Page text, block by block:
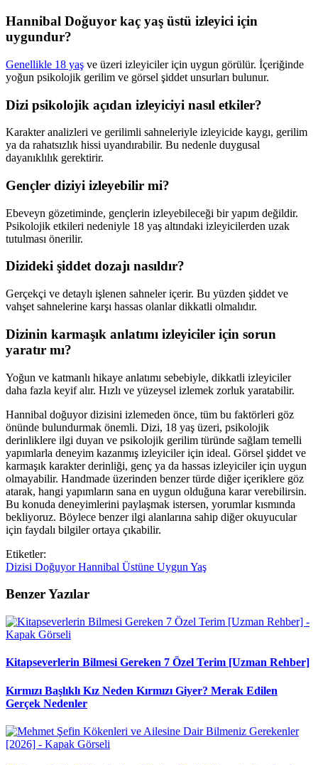
Hannibal Doğuyor kaç yaş üstü izleyici için
uygundur?
Genellikle 18 yaş ve üzeri izleyiciler için uygun görülür. İçeriğinde
yoğun psikolojik gerilim ve görsel şiddet unsurları bulunur.
Dizi psikolojik açıdan izleyiciyi nasıl etkiler?
Karakter analizleri ve gerilimli sahneleriyle izleyicide kaygı, gerilim
ya da rahatsızlık hissi uyandırabilir. Bu nedenle duygusal
dayanıklılık gerektirir.
Gençler diziyi izleyebilir mi?
Ebeveyn gözetiminde, gençlerin izleyebileceği bir yapım değildir.
Psikolojik etkileri nedeniyle 18 yaş altındaki izleyicilerden uzak
tutulması önerilir.
Dizideki şiddet dozajı nasıldır?
Gerçekçi ve detaylı işlenen sahneler içerir. Bu yüzden şiddet ve
vahşet sahnelerine karşı hassas olanlar dikkatli olmalıdır.
Dizinin karmaşık anlatımı izleyiciler için sorun
yaratır mı?
Yoğun ve katmanlı hikaye anlatımı sebebiyle, dikkatli izleyiciler
daha fazla keyif alır. Hızlı ve yüzeysel izlemek zorluk yaratabilir.
Hannibal doğuyor dizisini izlemeden önce, tüm bu faktörleri göz
önünde bulundurmak önemli. Dizi, 18 yaş üzeri, psikolojik
derinliklere ilgi duyan ve psikolojik gerilim türünde sağlam temelli
yapımlarla deneyim kazanmış izleyiciler için ideal. Görsel şiddet ve
karmaşık karakter derinliği, genç ya da hassas izleyiciler için uygun
olmayabilir. Handmade üzerinden benzer türde diğer içeriklere göz
atarak, hangi yapımların sana en uygun olduğuna karar verebilirsin.
Bu konuda deneyimlerini paylaşmak istersen, yorumlar kısmında
bekliyoruz. Böylece benzer ilgi alanlarına sahip diğer okuyucular
için faydalı bilgiler ortaya çıkabilir.
Etiketler:
Dizisi DoğuyorHannibal Üstüne Uygun Yaş
Benzer Yazılar
Kitapseverlerin Bilmesi Gereken 7 Özel Terim [Uzman Rehber]
Kırmızı Başlıklı Kız Neden Kırmızı Giyer? Merak Edilen
Gerçek Nedenler